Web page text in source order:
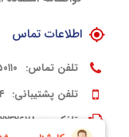
اطلاعات تماس
تلفن تماس:
تلفن پشتیبانی:
تلفکس:
۳۲۲۴۲۶۷۸-